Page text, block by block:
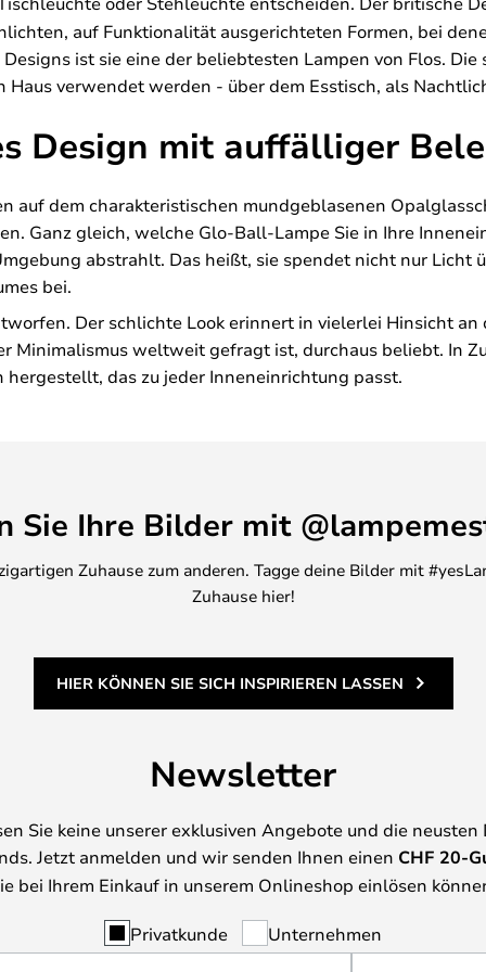
auf Funktionalität ausgerichteten Formen, bei
ist sie eine der beliebtesten Lampen von Flos.
Haus verwendet werden - über dem Esstisch, als
Design mit auffälliger
auf dem charakteristischen mundgeblasenen
Ganz gleich, welche Glo-Ball-Lampe Sie in Ihre
abstrahlt. Das heißt, sie spendet nicht nur Licht
bei.
Der schlichte Look erinnert in vielerlei Hinsicht
Minimalismus weltweit gefragt ist, durchaus beliebt. In
das zu jeder Inneneinrichtung passt.
Sie Ihre Bilder mit
Zuhause zum anderen. Tagge deine Bilder mit
Zuhause hier!
HIER KÖNNEN SIE SICH INSPIRIEREN LASSEN
Newsletter
Sie keine unserer exklusiven Angebote und die neusten
Jetzt anmelden und wir senden Ihnen einen CHF 20-
bei Ihrem Einkauf in unserem Onlineshop einlösen
Privatkunde Unternehmen